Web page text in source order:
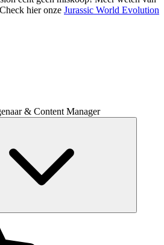
hier onze Jurassic World Evolution
& Content Manager